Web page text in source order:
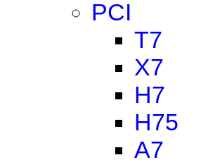
PCI
T7
X7
H7
H75
A7